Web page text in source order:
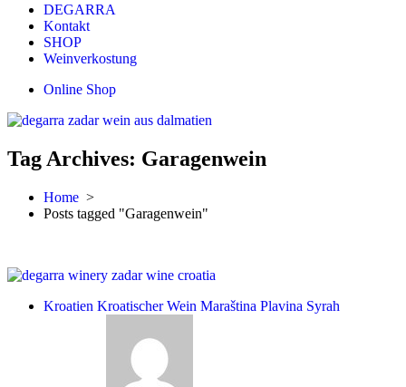
DEGARRA
Kontakt
SHOP
Weinverkostung
Online Shop
Tag Archives: Garagenwein
Home >
Posts tagged "Garagenwein"
Kroatien Kroatischer Wein Maraština Plavina Syrah